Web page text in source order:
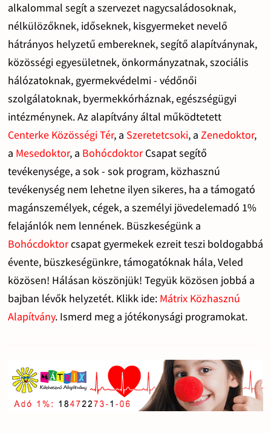
alkalommal segít a szervezet nagycsaládosoknak,
nélkülözőknek, időseknek, kisgyermeket nevelő
hátrányos helyzetű embereknek, segítő alapítványnak,
közösségi egyesületnek, önkormányzatnak, szociális
hálózatoknak, gyermekvédelmi - védőnői
szolgálatoknak, byermekkórháznak, egészségügyi
intézménynek. Az alapítvány által működtetett
Centerke Közösségi Tér, a Szeretetcsoki, a Zenedoktor,
a Mesedoktor, a BohócdoktorCsapat segítő
tevékenysége, a sok - sok program, közhasznú
tevékenység nem lehetne ilyen sikeres, ha a támogató
magánszemélyek, cégek, a személyi jövedelemadó 1%
felajánlók nem lennének. Büszkeségünk a
Bohócdoktorcsapat gyermekek ezreit teszi boldogabbá
évente, büszkeségünkre, támogatóknak hála, Veled
közösen! Hálásan köszönjük! Tegyük közösen jobbá a
bajban lévők helyzetét. Klikk ide: Mátrix Közhasznú
Alapítvány. Ismerd meg a jótékonysági programokat.